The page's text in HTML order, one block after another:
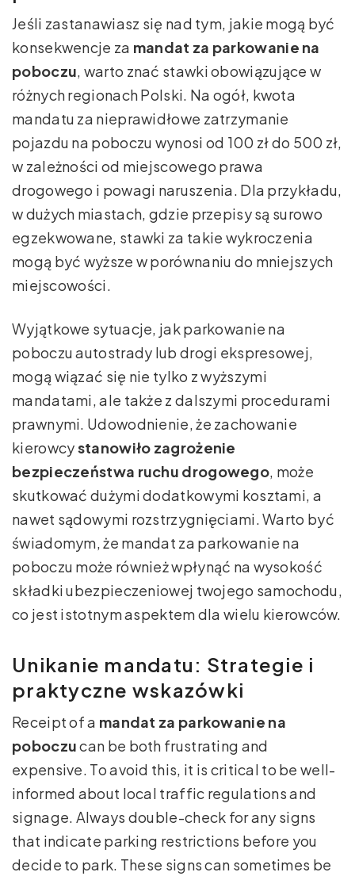
Jeśli zastanawiasz się nad tym, jakie mogą być
konsekwencje za mandat za parkowanie na
poboczu, warto znać stawki obowiązujące w
różnych regionach Polski. Na ogół, kwota
mandatu za nieprawidłowe zatrzymanie
pojazdu na poboczu wynosi od 100 zł do 500 zł,
w zależności od miejscowego prawa
drogowego i powagi naruszenia. Dla przykładu,
w dużych miastach, gdzie przepisy są surowo
egzekwowane, stawki za takie wykroczenia
mogą być wyższe w porównaniu do mniejszych
miejscowości.
Wyjątkowe sytuacje, jak parkowanie na
poboczu autostrady lub drogi ekspresowej,
mogą wiązać się nie tylko z wyższymi
mandatami, ale także z dalszymi procedurami
prawnymi. Udowodnienie, że zachowanie
kierowcystanowiło zagrożenie
bezpieczeństwa ruchu drogowego, może
skutkować dużymi dodatkowymi kosztami, a
nawet sądowymi rozstrzygnięciami. Warto być
świadomym, że mandat za parkowanie na
poboczu może również wpłynąć na wysokość
składki ubezpieczeniowej twojego samochodu,
co jest istotnym aspektem dla wielu kierowców.
Unikanie mandatu: Strategie i
praktyczne wskazówki
Receipt of a mandat za parkowanie na
poboczucan be both frustrating and
expensive. To avoid this, it is critical to be well-
informed about local traffic regulations and
signage. Always double-check for any signs
that indicate parking restrictions before you
decide to park. These signs can sometimes be